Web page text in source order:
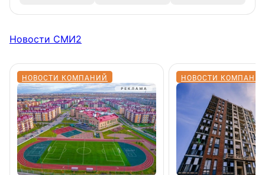
Новости СМИ2
НОВОСТИ КОМПАНИЙ НОВОСТИ